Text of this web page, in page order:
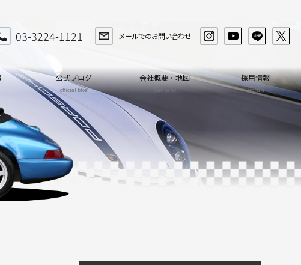
公式ブログ
official blog
会社概要・地図
company
採用情報
recruit
03-3224-1121 メールでのお問い合わせ